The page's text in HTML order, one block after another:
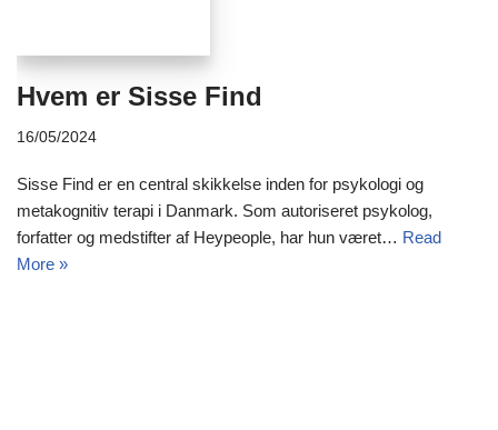
Hvem er Sisse Find
16/05/2024
Sisse Find er en central skikkelse inden for psykologi og
metakognitiv terapi i Danmark. Som autoriseret psykolog,
forfatter og medstifter af Heypeople, har hun været… Read
More »